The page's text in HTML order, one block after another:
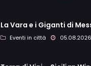
La Vara e i Giganti di
Eventi in città 05.08.2026